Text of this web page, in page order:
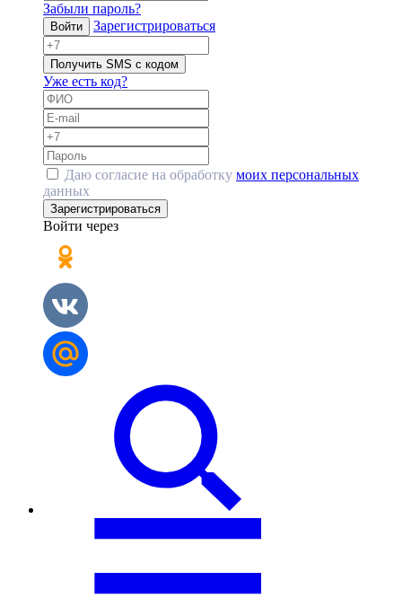
Забыли пароль?
Войти Зарегистрироваться
Получить SMS с кодом
Уже есть код?
Даю согласие на обработку моих персональных
данных
Зарегистрироваться
Войти через